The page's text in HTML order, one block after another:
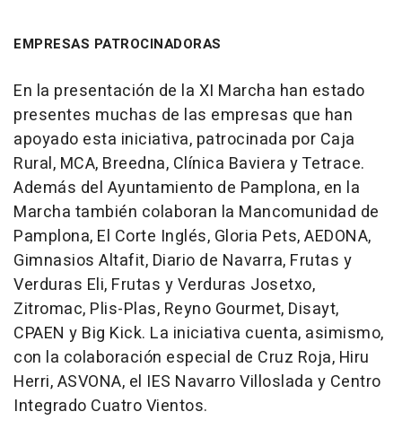
EMPRESAS PATROCINADORAS
En la presentación de la XI Marcha han estado
presentes muchas de las empresas que han
apoyado esta iniciativa, patrocinada por Caja
Rural, MCA, Breedna, Clínica Baviera y Tetrace.
Además del Ayuntamiento de Pamplona, en la
Marcha también colaboran la Mancomunidad de
Pamplona, El Corte Inglés, Gloria Pets, AEDONA,
Gimnasios Altafit, Diario de Navarra, Frutas y
Verduras Eli, Frutas y Verduras Josetxo,
Zitromac, Plis-Plas, Reyno Gourmet, Disayt,
CPAEN y Big Kick. La iniciativa cuenta, asimismo,
con la colaboración especial de Cruz Roja, Hiru
Herri, ASVONA, el IES Navarro Villoslada y Centro
Integrado Cuatro Vientos.